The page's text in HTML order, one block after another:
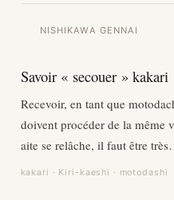
NISHIKAWA GENNAI
Savoir « secouer » kakari
Recevoir, en tant que
doivent procéder de la même
aite se relâche, il faut être
kakari · Kiri-kaeshi · motodashi